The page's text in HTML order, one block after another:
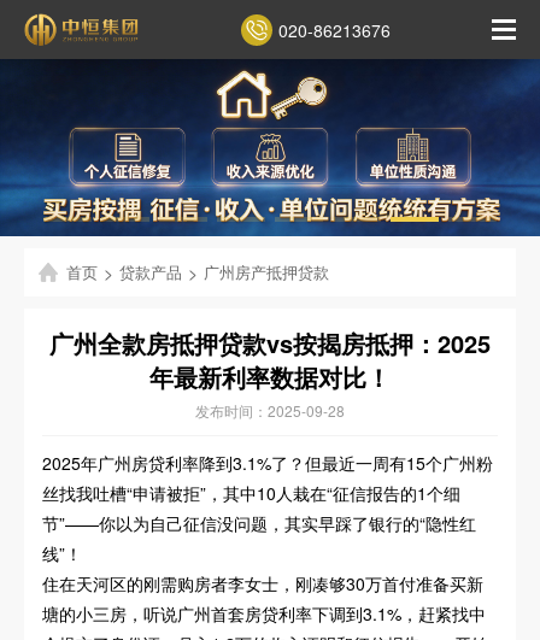
020-86213676
首页 > 贷款产品 > 广州房产抵押贷款
广州全款房抵押贷款vs按揭房抵押：2025
年最新利率数据对比！
发布时间：2025-09-28
2025年广州房贷利率降到3.1%了？但最近一周有15个广州粉
丝找我吐槽“申请被拒”，其中10人栽在“征信报告的1个细
节”——你以为自己征信没问题，其实早踩了银行的“隐性红
线”！
住在天河区的刚需购房者李女士，刚凑够30万首付准备买新
塘的小三房，听说广州首套房贷利率下调到3.1%，赶紧找中